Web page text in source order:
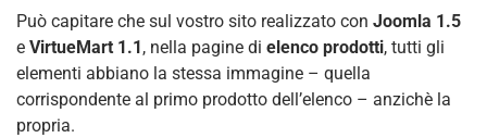
Può capitare che sul vostro sito realizzato con Joomla 1.5
e VirtueMart 1.1, nella pagine di elenco prodotti, tutti gli
elementi abbiano la stessa immagine – quella
corrispondente al primo prodotto dell’elenco – anzichè la
propria.